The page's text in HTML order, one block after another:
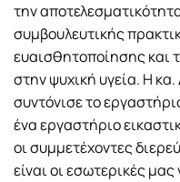
την
συμβουλευτικής
ευαισθητοποίησης
στην ψυχική υγεία. Η
συντόνισε το
ένα εργαστήριο
οι συμμετέχοντες
είναι οι εσωτερικές